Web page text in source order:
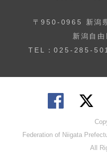
〒950-0965 新潟
新潟自
TEL：025-285-
Federation of Niigata
All